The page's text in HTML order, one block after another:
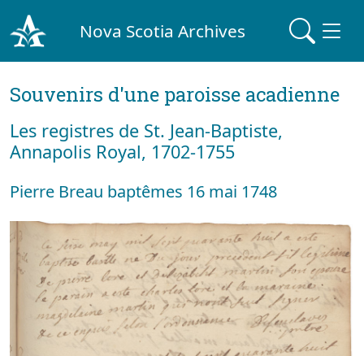
Nova Scotia Archives
Souvenirs d'une paroisse acadienne
Les registres de St. Jean-Baptiste,
Annapolis Royal, 1702-1755
Pierre Breau baptêmes 16 mai 1748